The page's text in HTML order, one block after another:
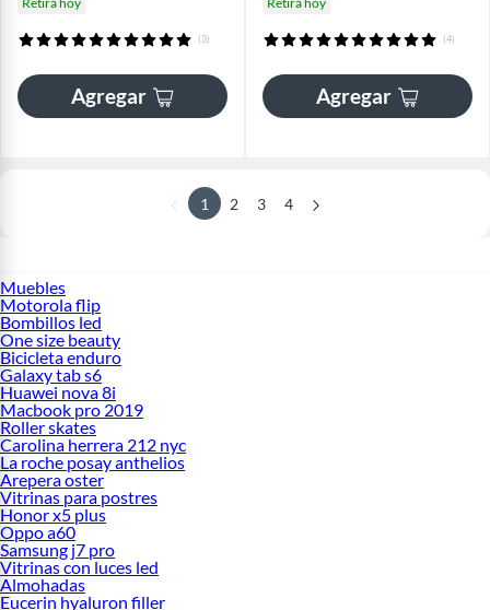
(3)
Agregar
(4)
Agregar
1 2 3 4
Muebles
Motorola flip
Bombillos led
One size beauty
Bicicleta enduro
Galaxy tab s6
Huawei nova 8i
Macbook pro 2019
Roller skates
Carolina herrera 212 nyc
La roche posay anthelios
Arepera oster
Vitrinas para postres
Honor x5 plus
Oppo a60
Samsung j7 pro
Vitrinas con luces led
Almohadas
Eucerin hyaluron filler